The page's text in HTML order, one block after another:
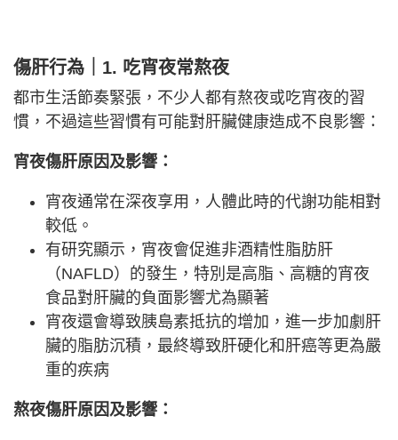
傷肝行為 1. 吃宵夜常熬夜
都市生活節奏緊張，不少人都有熬夜或吃宵夜的習
慣，不過這些習慣有可能對肝臟健康造成不良影響：
宵夜傷肝原因及影響：
宵夜通常在深夜享用，人體此時的代謝功能相對
較低。
有研究顯示，宵夜會促進非酒精性脂肪肝
（NAFLD）的發生，特別是高脂、高糖的宵夜
食品對肝臟的負面影響尤為顯著
宵夜還會導致胰島素抵抗的增加，進一步加劇肝
臟的脂肪沉積，最終導致肝硬化和肝癌等更為嚴
重的疾病
熬夜傷肝原因及影響：